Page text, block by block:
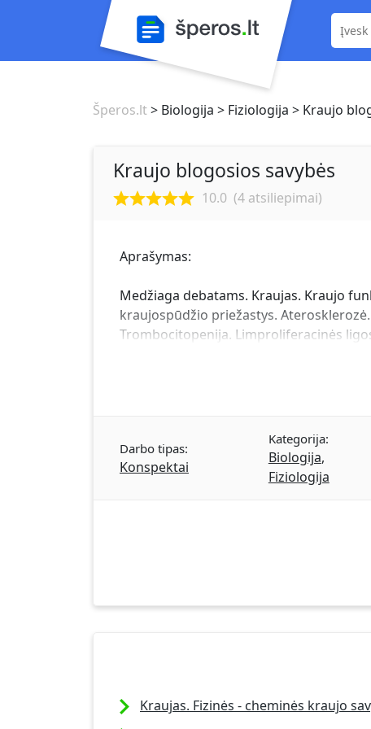
Šperos.lt> Biologija > Fiziologija > Kraujo
Kraujo blogosios savybės
10.0 (4 atsiliepimai)
Aprašymas:
Medžiaga debatams. Kraujas. Kraujo
kraujospūdžio priežastys.
Trombocitopenija. Limproliferacinės
Darbo tipas:
Konspektai
Kategorija:
Biologija,
Fiziologija
Kraujas. Fizinės - cheminės kraujo